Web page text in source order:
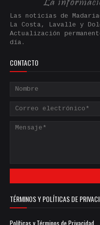
Las noticias de
La Costa, Lavalle y
Actualización
día.
CONTACTO
TÉRMINOS Y POLÍTICAS DE
Políticas y Términos de Privacidad